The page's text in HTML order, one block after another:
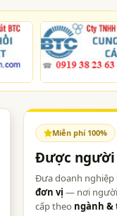
Miễn phí 100%
Được
Đưa doanh nghiệp
đơn vị — nơi người
cấp theo ngành &